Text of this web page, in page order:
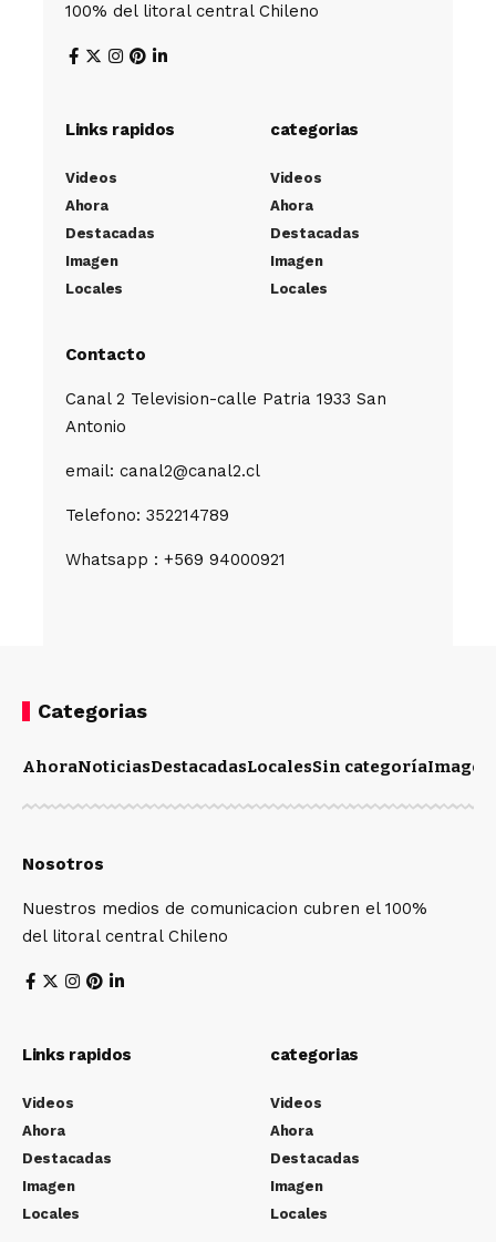
100% del litoral central Chileno
Links rapidos
Videos
Ahora
Destacadas
Imagen
Locales
categorias
Videos
Ahora
Destacadas
Imagen
Locales
Contacto
Canal 2 Television-calle Patria 1933 San
Antonio
email: canal2@canal2.cl
Telefono: 352214789
Whatsapp : +569 94000921
Categorias
AhoraNoticiasDestacadasLocalesSin categoríaImagen
Nosotros
Nuestros medios de comunicacion cubren el 100%
del litoral central Chileno
Links rapidos
Videos
Ahora
Destacadas
Imagen
Locales
categorias
Videos
Ahora
Destacadas
Imagen
Locales